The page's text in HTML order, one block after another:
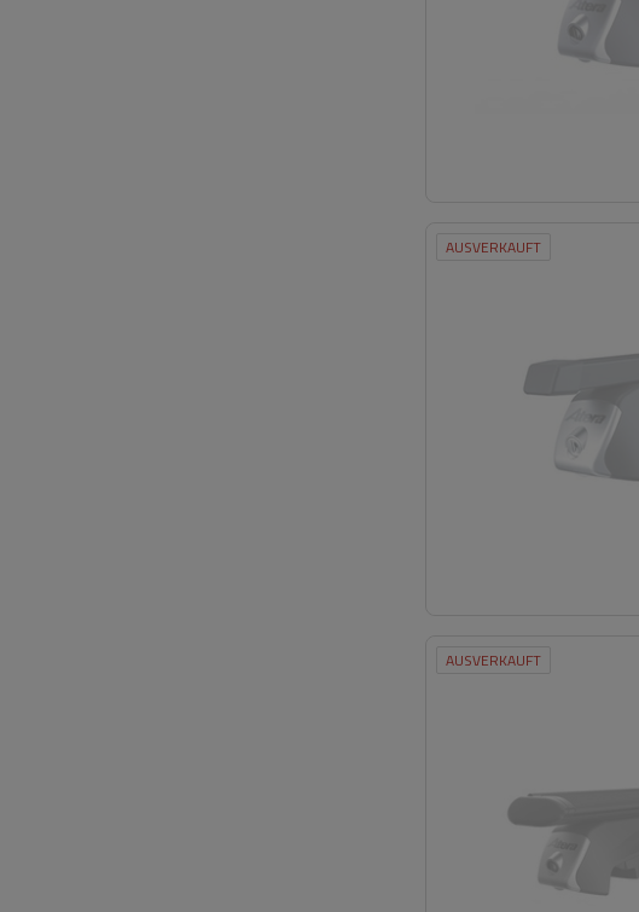
AUSVERKAUFT
AUSVERKAUFT